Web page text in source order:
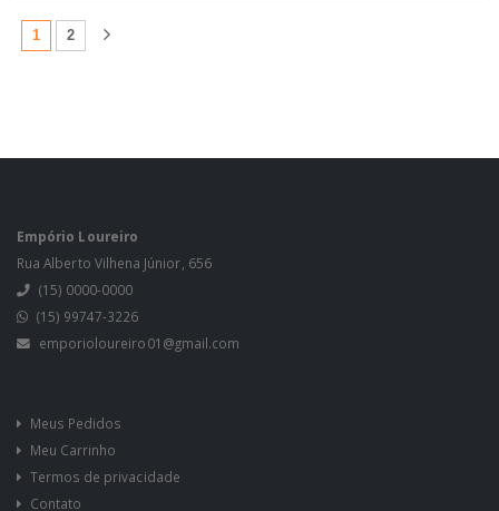
1(atual)
2
Empório Loureiro
Rua Alberto Vilhena Júnior, 656
(15) 0000-0000
(15) 99747-3226
emporioloureiro01@gmail.com
Meus Pedidos
Meu Carrinho
Termos de privacidade
Contato